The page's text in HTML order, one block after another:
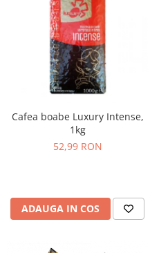
Cafea boabe Luxury Intense,
1kg
52,99 RON
ADAUGA IN COS